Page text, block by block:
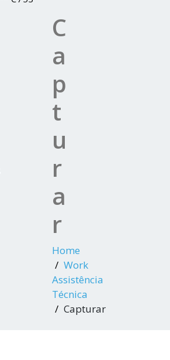
C
a
p
t
u
r
a
r
Home
Work
Assistência
Técnica
Capturar